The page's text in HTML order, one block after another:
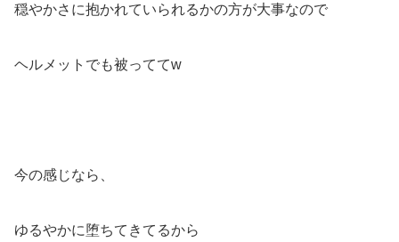
穏やかさに抱かれていられるかの方が大事なので
ヘルメットでも被っててw
今の感じなら、
ゆるやかに堕ちてきてるから